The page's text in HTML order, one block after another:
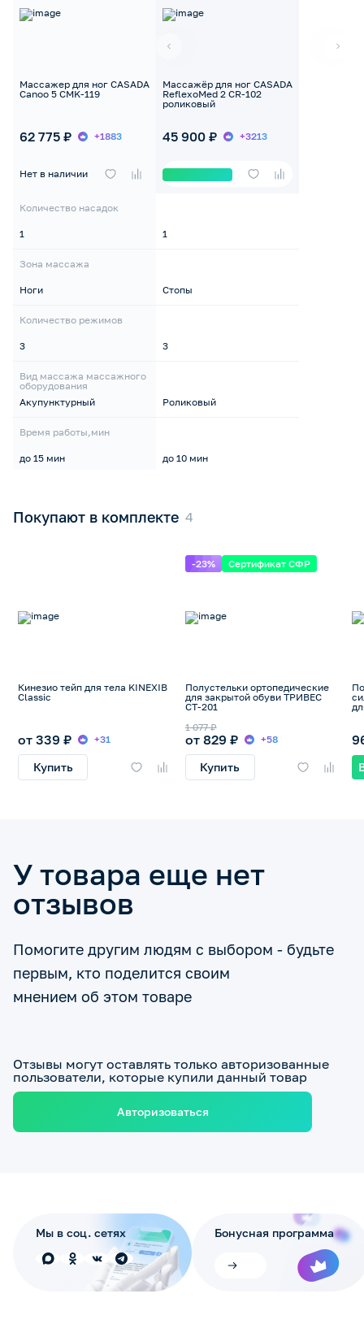
Массажер для ног CASADA
Canoo 5 CMK-119
62 775 ₽ +1883
Нет в наличии
Количество насадок
1
Зона массажа
Ноги
Количество режимов
3
Вид массажа массажного
оборудования
Акупунктурный
Время работы,мин
до 15 мин
Массажёр для ног CASADA
ReflexoMed 2 CR-102
роликовый
45 900 ₽ +3213
1
Стопы
3
Роликовый
до 10 мин
Покупают в комплекте
Кинезио тейп для тела KINEXIB
Classic
от 339 ₽ +31
Купить
-23% Сертификат СФР
Полустельки ортопедические
для закрытой обуви ТРИВЕС
СТ-201
от 829 ₽
1 077 ₽
+58
Купить
У товара еще нет
отзывов
Помогите другим людям с выбором - будьте
первым, кто поделится своим
мнением об этом товаре
Отзывы могут оставлять только авторизованные
пользователи, которые купили данный товар
Авторизоваться
Мы в соц. сетях Бонусная программа